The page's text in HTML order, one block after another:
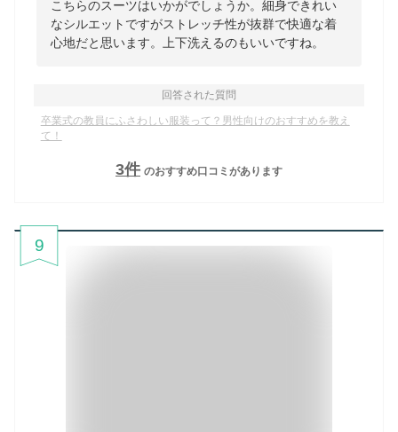
こちらのスーツはいかがでしょうか。細身できれい
なシルエットですがストレッチ性が抜群で快適な着
心地だと思います。上下洗えるのもいいですね。
回答された質問
卒業式の教員にふさわしい服装って？男性向けのおすすめを教え
て！
3件 のおすすめ口コミがあります
9